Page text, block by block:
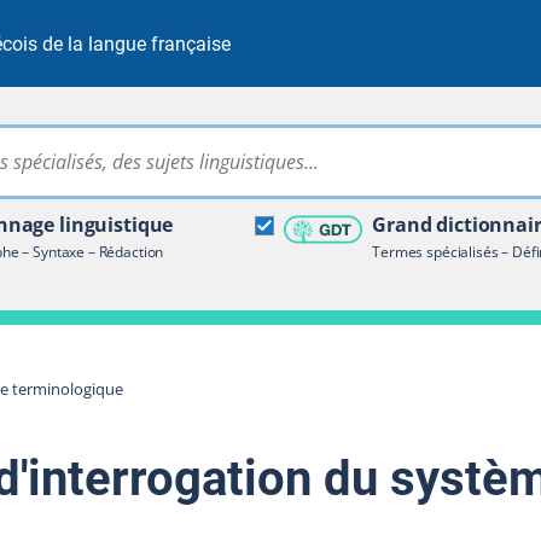
de la langue française
Rechercher dans tout le site
linguistique
– Syntaxe – Rédaction
Grand
Termes spécialisés –
terminologique
terminologique
du